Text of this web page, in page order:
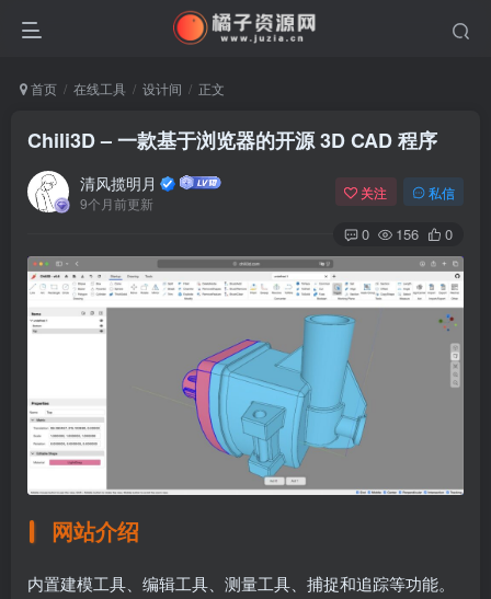
首页 在线工具 设计间 正文
Chili3D – 一款基于浏览器的开源 3D CAD 程序
清风揽明月
9个月前更新
关注 私信
0 156 0
网站介绍
内置建模工具、编辑工具、测量工具、捕捉和追踪等功能。